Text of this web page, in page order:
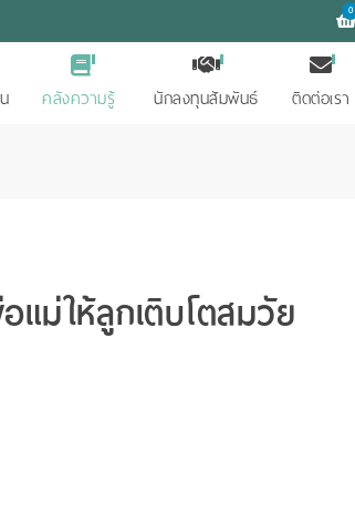
0
คลังความรู้ นักลงทุนสัมพันธ์ ติดต่อเรา
ม่ให้ลูกเติบโตสมวัย